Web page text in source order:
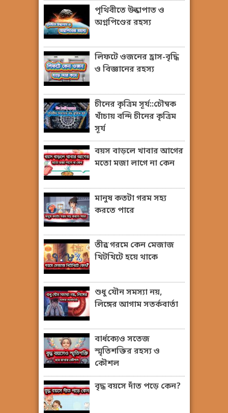
পৃথিবীতে উল্কাপাত ও
অগ্নপিণ্ডের রহস্য
লিফটে ওজনের হ্রাস-বৃদ্ধি
ও বিজ্ঞানের রহস্য
চীনের কৃত্রিম সূর্য::চৌম্বক
খাঁচায় বন্দি চীনের কৃত্রিম
সূর্য
বয়স বাড়লে খাবার আগের
মতো মজা লাগে না কেন
মানুষ কতটা গরম সহ্য
করতে পারে
তীব্র গরমে কেন মেজাজ
খিটখিটে হয়ে থাকে
শুধু যৌন সমস্যা নয়,
লিঙ্গের আগাম সতর্কবার্তা
বার্ধক্যেও সতেজ
স্মৃতিশক্তির রহস্য ও
কৌশল
বৃদ্ধ বয়সে দাঁত পড়ে কেন?